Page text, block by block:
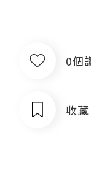
0個
收藏